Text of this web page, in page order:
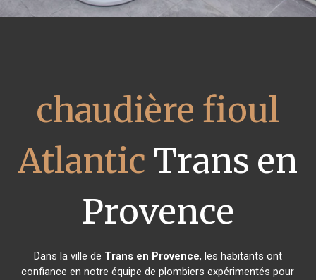
chaudière fioul
Atlantic Trans en
Provence
Dans la ville de Trans en Provence, les habitants ont
confiance en notre équipe de plombiers expérimentés pour